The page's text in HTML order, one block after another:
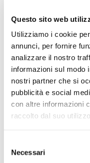
Questo sito web
Utilizziamo i cookie
annunci, per fornire
analizzare il nostro
informazioni sul modo
nostri partner che si
pubblicità e social
con altre informazioni
raccolto dal suo
delNecessari